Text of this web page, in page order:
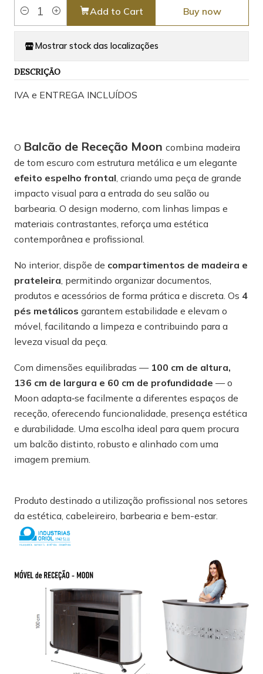
Quantity
Add to Cart Buy now
Mostrar stock das localizações
DESCRIÇÃO
IVA e ENTREGA INCLUÍDOS
O Balcão de Receção Moon combina madeira
de tom escuro com estrutura metálica e um elegante
efeito espelho frontal , criando uma peça de grande
impacto visual para a entrada do seu salão ou
barbearia. O design moderno, com linhas limpas e
materiais contrastantes, reforça uma estética
contemporânea e profissional.
No interior, dispõe de compartimentos de madeira e
prateleira , permitindo organizar documentos,
produtos e acessórios de forma prática e discreta. Os 4
pés metálicos garantem estabilidade e elevam o
móvel, facilitando a limpeza e contribuindo para a
leveza visual da peça.
Com dimensões equilibradas — 100 cm de altura,
136 cm de largura e 60 cm de profundidade — o
Moon adapta‑se facilmente a diferentes espaços de
receção, oferecendo funcionalidade, presença estética
e durabilidade. Uma escolha ideal para quem procura
um balcão distinto, robusto e alinhado com uma
imagem premium.
Produto destinado a utilização profissional nos setores
da estética, cabeleireiro, barbearia e bem-estar.